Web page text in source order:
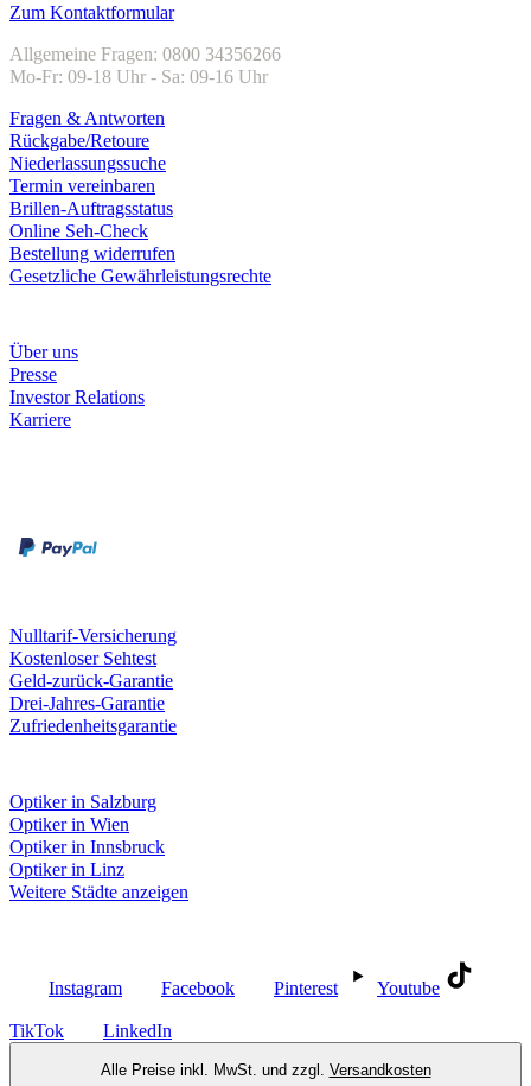
Zum Kontaktformular
Allgemeine Fragen: 0800 34356266
Mo-Fr: 09-18 Uhr - Sa: 09-16 Uhr
Fragen & Antworten
Rückgabe/Retoure
Niederlassungssuche
Termin vereinbaren
Brillen-Auftragsstatus
Online Seh-Check
Bestellung widerrufen
Gesetzliche Gewährleistungsrechte
Über uns
Presse
Investor Relations
Karriere
Nulltarif-Versicherung
Kostenloser Sehtest
Geld-zurück-Garantie
Drei-Jahres-Garantie
Zufriedenheitsgarantie
Optiker in Salzburg
Optiker in Wien
Optiker in Innsbruck
Optiker in Linz
Weitere Städte anzeigen
Instagram Facebook Pinterest Youtube
TikTok LinkedIn
Alle Preise inkl. MwSt. und zzgl. Versandkosten